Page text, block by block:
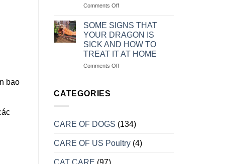
bao
CHÓ
LUÔN
MẠNH
Comments Offon
CHĂM
SÓC
RỒNG
NAM
MỸ
KHI
SOME SIGNS THAT
YOUR DRAGON IS
SICK AND HOW TO
TREAT IT AT HOME
Comments Offon
RỒNG
BỆNH
CATEGORIES
CARE OF DOGS (134)
CARE OF US Poultry (4)
CAT CARE (97)